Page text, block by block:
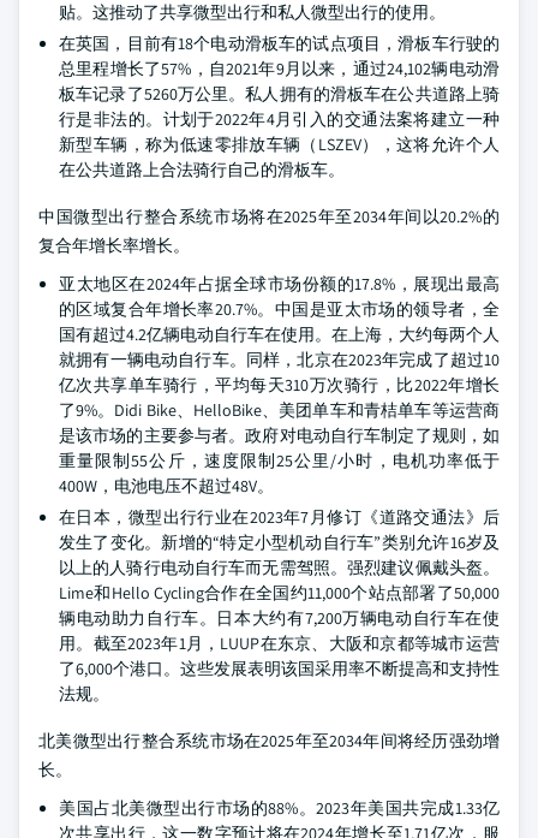
贴。这推动了共享微型出行和私人微型出行的使用。
在英国，目前有18个电动滑板车的试点项目，滑板车行驶的
总里程增长了57%，自2021年9月以来，通过24,102辆电动滑
板车记录了5260万公里。私人拥有的滑板车在公共道路上骑
行是非法的。计划于2022年4月引入的交通法案将建立一种
新型车辆，称为低速零排放车辆（LSZEV），这将允许个人
在公共道路上合法骑行自己的滑板车。
中国微型出行整合系统市场将在2025年至2034年间以20.2%的
复合年增长率增长。
亚太地区在2024年占据全球市场份额的17.8%，展现出最高
的区域复合年增长率20.7%。中国是亚太市场的领导者，全
国有超过4.2亿辆电动自行车在使用。在上海，大约每两个人
就拥有一辆电动自行车。同样，北京在2023年完成了超过10
亿次共享单车骑行，平均每天310万次骑行，比2022年增长
了9%。Didi Bike、HelloBike、美团单车和青桔单车等运营商
是该市场的主要参与者。政府对电动自行车制定了规则，如
重量限制55公斤，速度限制25公里/小时，电机功率低于
400W，电池电压不超过48V。
在日本，微型出行行业在2023年7月修订《道路交通法》后
发生了变化。新增的“特定小型机动自行车”类别允许16岁及
以上的人骑行电动自行车而无需驾照。强烈建议佩戴头盔。
Lime和Hello Cycling合作在全国约11,000个站点部署了50,000
辆电动助力自行车。日本大约有7,200万辆电动自行车在使
用。截至2023年1月，LUUP在东京、大阪和京都等城市运营
了6,000个港口。这些发展表明该国采用率不断提高和支持性
法规。
北美微型出行整合系统市场在2025年至2034年间将经历强劲增
长。
美国占北美微型出行市场的88%。2023年美国共完成1.33亿
次共享出行，这一数字预计将在2024年增长至1.71亿次，服